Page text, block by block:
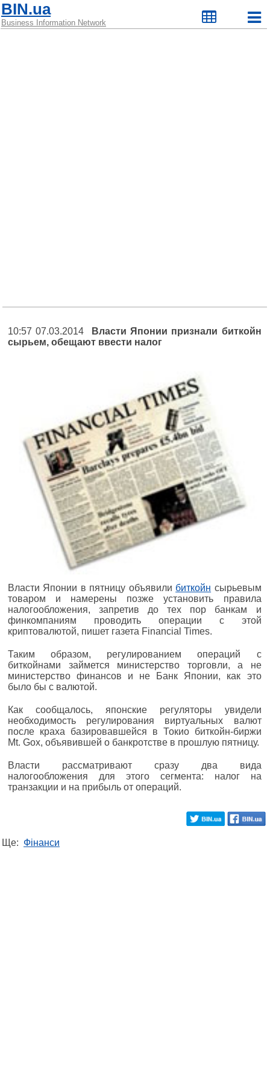
BIN.ua
Business Information Network
10:57 07.03.2014
Власти Японии признали биткойн
сырьем, обещают ввести налог
Власти Японии в пятницу объявили биткойн сырьевым
товаром и намерены позже установить правила
налогообложения, запретив до тех пор банкам и
финкомпаниям проводить операции с этой
криптовалютой, пишет газета Financial Times.
Таким образом, регулированием операций с
биткойнами займется министерство торговли, а не
министерство финансов и не Банк Японии, как это
было бы с валютой.
Как сообщалось, японские регуляторы увидели
необходимость регулирования виртуальных валют
после краха базировавшейся в Токио биткойн-биржи
Mt. Gox, объявившей о банкротстве в прошлую пятницу.
Власти рассматривают сразу два вида
налогообложения для этого сегмента: налог на
транзакции и на прибыль от операций.
Ще: Фінанси